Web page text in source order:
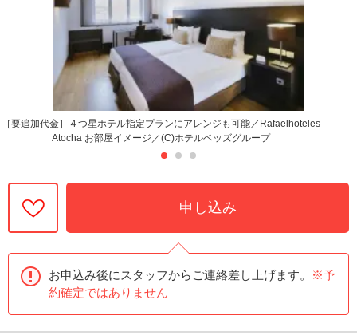
［要追加代金］４つ星ホテル指定プランにアレンジも可能／Rafaelhoteles
Atocha お部屋イメージ／(C)ホテルベッズグループ
申し込み
お申込み後にスタッフからご連絡差し上げます。
※予
約確定ではありません